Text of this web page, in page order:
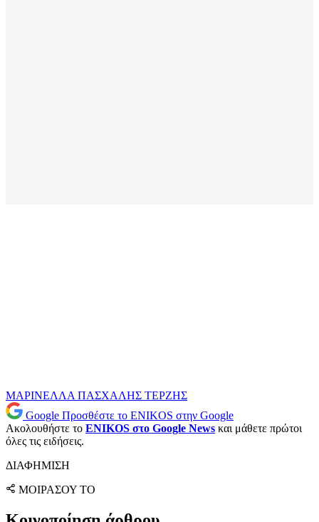
ΜΑΡΙΝΕΛΛΑ ΠΑΣΧΑΛΗΣ ΤΕΡΖΗΣ
Google Προσθέστε το ENIKOS στην Google
Ακολουθήστε το ENIKOS στο Google News και μάθετε πρώτοι
όλες τις ειδήσεις.
ΔΙΑΦΗΜΙΣΗ
ΜΟΙΡΑΣΟΥ ΤΟ